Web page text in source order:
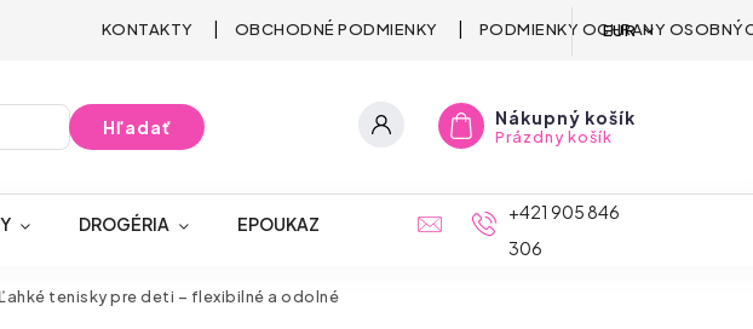
KONTAKTY OBCHODNÉ PODMIENKY PODMIENKY OCHRANY
EUR
Hľadať Nákupný košík
Prázdny košík
DROGÉRIA EPOUKAZ
+421 905 846
306
tenisky pre deti – flexibilné a odolné